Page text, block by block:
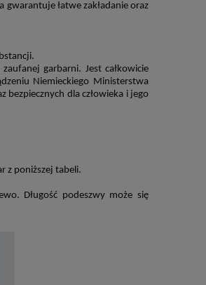
- 8 kolorów
- Stockmar
gwarantujełatwe zakładanie oraz
garbarni. Jest całkowicie
Niemieckiego Ministerstwa
bezpiecznych dla człowieka i jego
z poniższej tabeli.
Długość podeszwy może się